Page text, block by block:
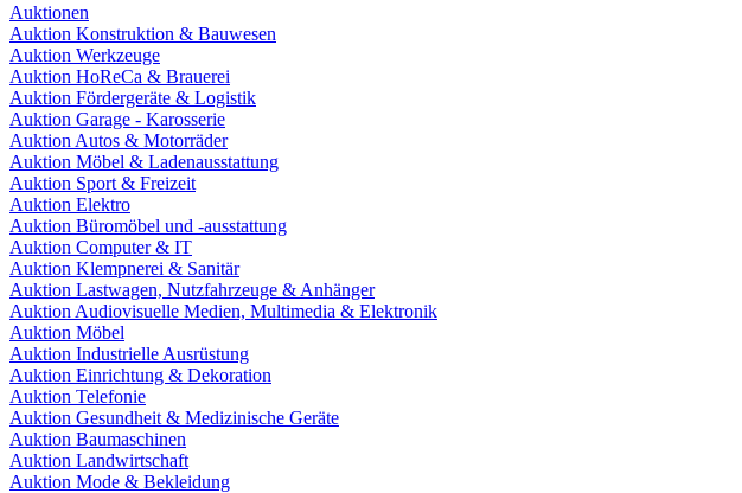
Auktionen
Auktion Konstruktion & Bauwesen
Auktion Werkzeuge
Auktion HoReCa & Brauerei
Auktion Fördergeräte & Logistik
Auktion Garage - Karosserie
Auktion Autos & Motorräder
Auktion Möbel & Ladenausstattung
Auktion Sport & Freizeit
Auktion Elektro
Auktion Büromöbel und -ausstattung
Auktion Computer & IT
Auktion Klempnerei & Sanitär
Auktion Lastwagen, Nutzfahrzeuge & Anhänger
Auktion Audiovisuelle Medien, Multimedia & Elektronik
Auktion Möbel
Auktion Industrielle Ausrüstung
Auktion Einrichtung & Dekoration
Auktion Telefonie
Auktion Gesundheit & Medizinische Geräte
Auktion Baumaschinen
Auktion Landwirtschaft
Auktion Mode & Bekleidung